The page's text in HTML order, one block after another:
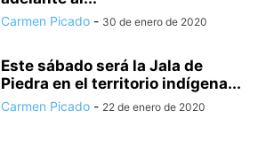
Carmen Picado - 30 de enero de 2020
Este sábado será la Jala de
Piedra en el territorio indígena...
Carmen Picado - 22 de enero de 2020